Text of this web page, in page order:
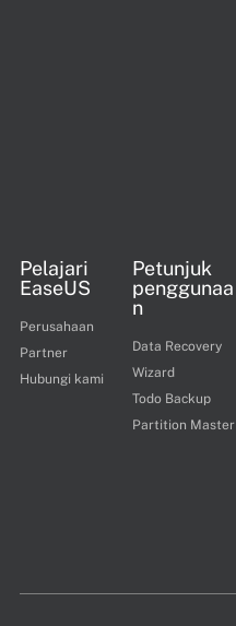
Pelajari
EaseUS
Perusahaan
Partner
Hubungi kami
Petunjuk
penggunaa
n
Data Recovery
Wizard
Todo Backup
Partition Master